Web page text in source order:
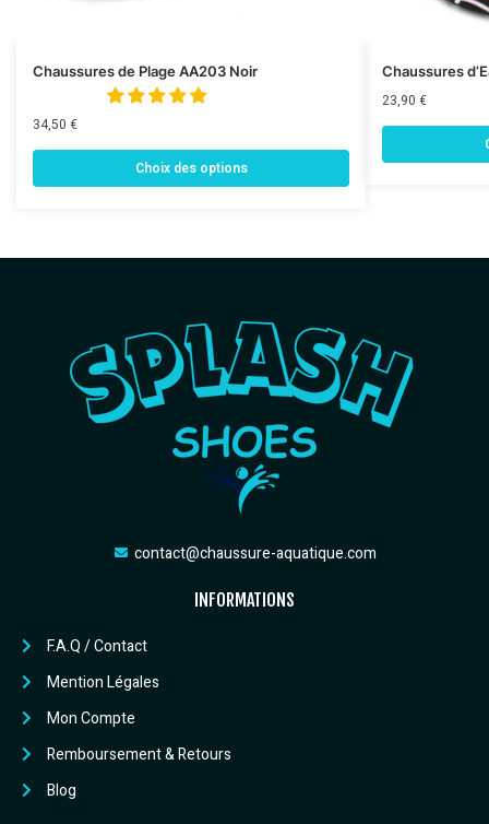
Chaussures de Plage AA203 Noir
34,50 €
Choix des options
Chaussures
23,90 €
contact@chaussure-aquatique.com
INFORMATIONS
F.A.Q / Contact
Mention Légales
Mon Compte
Remboursement & Retours
Blog